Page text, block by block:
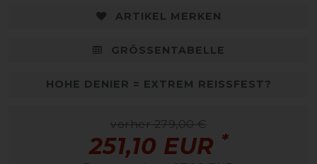
ARTIKEL MERKEN
GRÖSSENTABELLE
HOHE DENIER = EXTREM REISSFEST?
vorher 279,00 €
251,10 EUR *